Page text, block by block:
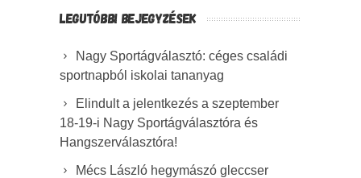
LEGUTÓBBI BEJEGYZÉSEK
Nagy Sportágválasztó: céges családi
sportnapból iskolai tananyag
Elindult a jelentkezés a szeptember
18-19-i Nagy Sportágválasztóra és
Hangszerválasztóra!
Mécs László hegymászó gleccser